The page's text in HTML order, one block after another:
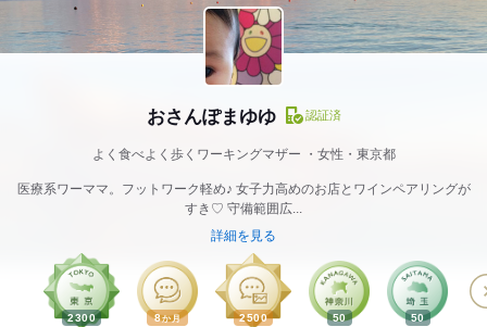
おさんぽまゆゆ 認証済
よく食べよく歩くワーキングマザー 女性・東京都
医療系ワーママ。フットワーク軽め♪ 女子力高めのお店とワインペアリングが
すき♡ 守備範囲広...
詳細を見る
2300 8か月 2500 50 50